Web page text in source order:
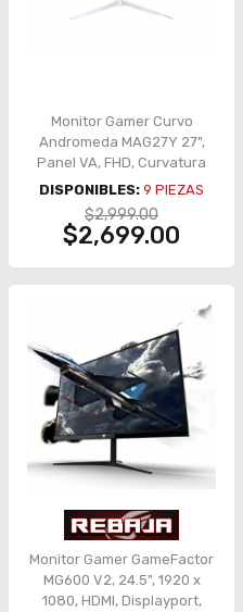
Monitor Gamer Curvo
Andromeda MAG27Y 27",
Panel VA, FHD, Curvatura
R1800, 180Hz,1ms, FreeSync
y G-Sync, Flicker-Free, HDMI
2.1, DisplayPort 1.4, Tipo C
Display, Color Blanco - BR-
DISPONIBLES: 9 PIEZAS
$2,999.00
$2,699.00
Monitor Gamer GameFactor
MG600 V2, 24.5", 1920 x
1080, HDMI, Displayport,